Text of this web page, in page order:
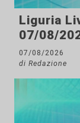
Liguria
07/08/
07/08/2026
di Redazione